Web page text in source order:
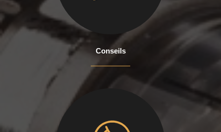
Conseils